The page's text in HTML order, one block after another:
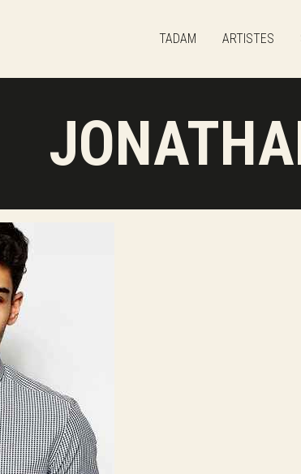
TADAM ARTISTES
Prochaines dates